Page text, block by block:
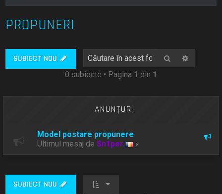
PROPUNERI
SUBIECT NOU Căutare
0 subiecte • Pagina 1 din 1
ANUNŢURI
Model postare propunere
Ultimul mesaj deSn1per «
SUBIECT NOU